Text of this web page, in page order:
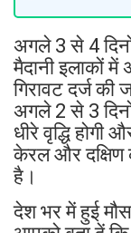
अगले 3 से 4
मैदानी इलाकों
गिरावट दर्ज की
अगले 2 से 3
धीरे वृद्धि होगी
केरल और दक्षिण
है।
देश भर में हुई